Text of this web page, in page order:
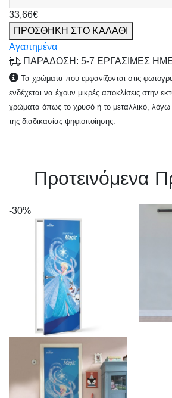
33,66€
ΠΡΟΣΘΗΚΗ ΣΤΟ ΚΑΛΑΘΙ
Αγαπημένα
ΠΑΡΑΔΟΣΗ: 5-7 ΕΡΓΑΣΙΜΕΣ
Τα χρώματα που εμφανίζονται στις
ενδέχεται να έχουν μικρές αποκλίσεις στην
χρώματα όπως το χρυσό ή το μεταλλικό, λόγω
της διαδικασίας ψηφιοποίησης.
Πρoτεινόμενα
-30%